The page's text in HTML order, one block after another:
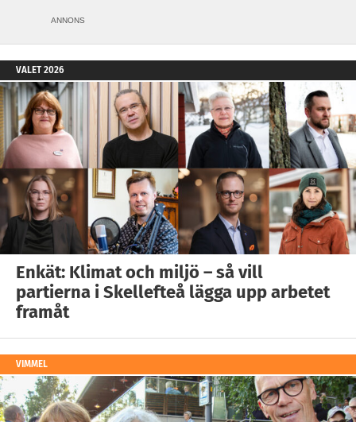
ANNONS
VALET 2026
Enkät: Klimat och miljö – så vill
partierna i Skellefteå lägga upp arbetet
framåt
VIMMEL